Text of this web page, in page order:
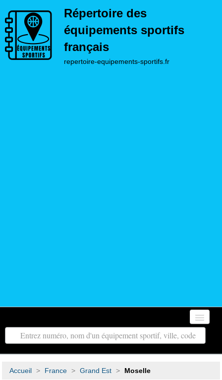
Répertoire des
équipements sportifs
français
repertoire-equipements-sportifs.fr
Accueil
Autour de moi
Accueil > France > Grand Est > Moselle